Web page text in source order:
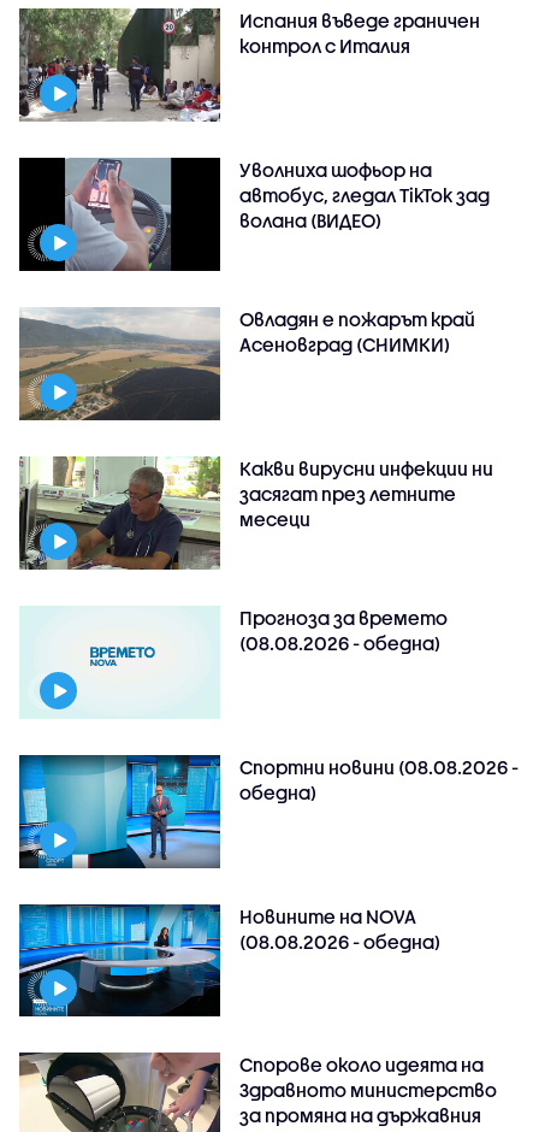
Испания въведе граничен
контрол с Италия
Уволниха шофьор на
автобус, гледал TikTok зад
волана (ВИДЕО)
Овладян е пожарът край
Асеновград (СНИМКИ)
Какви вирусни инфекции ни
засягат през летните
месеци
Прогноза за времето
(08.08.2026 - обедна)
Спортни новини (08.08.2026 -
обедна)
Новините на NOVA
(08.08.2026 - обедна)
Спорове около идеята на
Здравното министерство
за промяна на държавния